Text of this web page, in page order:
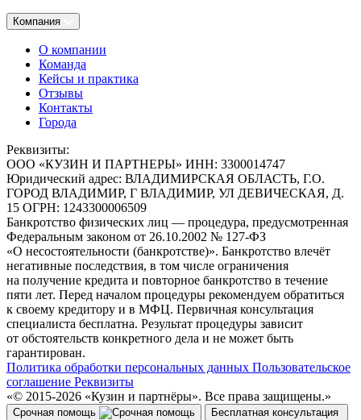
Компания
О компании
Команда
Кейсы и практика
Отзывы
Контакты
Города
Реквизиты:
ООО «КУЗИН И ПАРТНЕРЫ» ИНН: 3300014747
Юридический адрес: ВЛАДИМИРСКАЯ ОБЛАСТЬ, Г.О.
ГОРОД ВЛАДИМИР, Г ВЛАДИМИР, УЛ ДЕВИЧЕСКАЯ, Д.
15 ОГРН: 1243300006509
Банкротство физических лиц — процедура, предусмотренная
Федеральным законом от 26.10.2002 № 127-ФЗ
«О несостоятельности (банкротстве)». Банкротство влечёт
негативные последствия, в том числе ограничения
на получение кредита и повторное банкротство в течение
пяти лет. Перед началом процедуры рекомендуем обратиться
к своему кредитору и в МФЦ. Первичная консультация
специалиста бесплатна. Результат процедуры зависит
от обстоятельств конкретного дела и не может быть
гарантирован.
Политика обработки персональных данных Пользовательское
соглашение Реквизиты
«© 2015-2026 «Кузин и партнёры». Все права защищены.»
Срочная помощь Бесплатная консультация